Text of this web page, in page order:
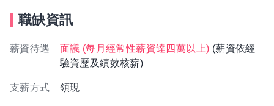
職缺資訊
薪資待遇 面議 (每月經常性薪資達四萬以上) (薪資依經
驗資歷及績效核薪)
支薪方式 領現